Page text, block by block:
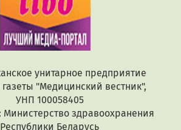
унитарное предприятие
"Медицинский вестник",
УНП 100058405
Министерство здравоохранения
Республики Беларусь